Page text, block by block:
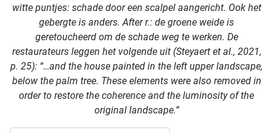
witte puntjes: schade door een scalpel aangericht. Ook het
gebergte is anders. After r.: de groene weide is
geretoucheerd om de schade weg te werken. De
restaurateurs leggen het volgende uit (Steyaert et al., 2021,
p. 25): “…and the house painted in the left upper landscape,
below the palm tree. These elements were also removed in
order to restore the coherence and the luminosity of the
original landscape.”